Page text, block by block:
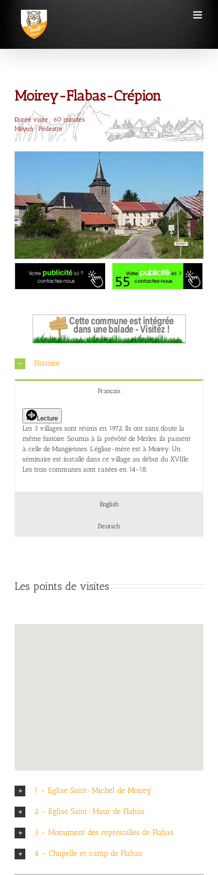
contenu
Moirey-Flabas-Crépion
Durée visite : 60 minutes
Moyen : Pédestre
Histoire
Français
Lecture
Les 3 villages sont réunis en 1972. Ils ont sans doute la
même histoire. Soumis à la prévôté de Merles, ils passent
à celle de Mangiennes. L’église-mère est à Moirey. Un
séminaire est installé dans ce village au début du XVIIIe.
Les trois communes sont rasées en 14-18.
English
Deutsch
Les points de visites
1 - Eglise Saint-Michel de Moirey
2 - Eglise Saint-Maur de Flabas
3 - Monument des représailles de Flabas
4 - Chapelle et camp de Flabas